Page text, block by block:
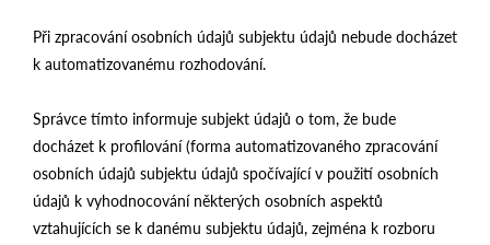
Při zpracování osobních údajů subjektu údajů nebude docházet
k automatizovanému rozhodování.
Správce tímto informuje subjekt údajů o tom, že bude
docházet k profilování (forma automatizovaného zpracování
osobních údajů subjektu údajů spočívající v použití osobních
údajů k vyhodnocování některých osobních aspektů
vztahujících se k danému subjektu údajů, zejména k rozboru